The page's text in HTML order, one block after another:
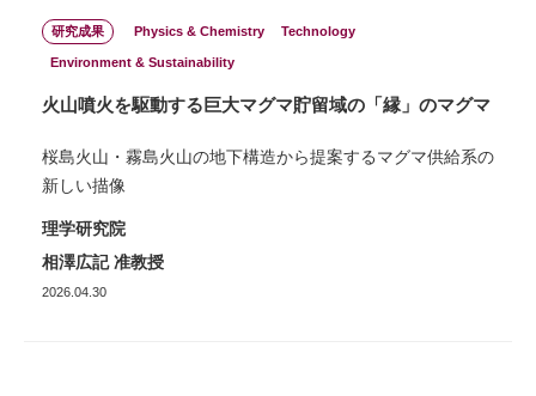
研究成果 Physics & Chemistry Technology
Environment & Sustainability
火山噴火を駆動する巨大マグマ貯留域の「縁」のマグマ
桜島火山・霧島火山の地下構造から提案するマグマ供給系の
新しい描像
理学研究院
相澤広記 准教授
2026.04.30